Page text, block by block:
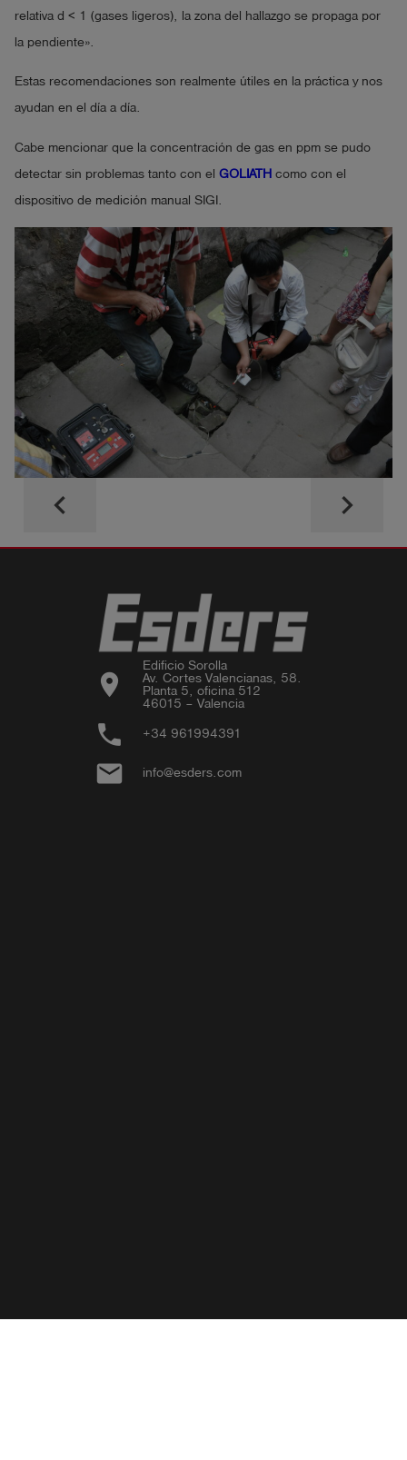
relativa d < 1 (gases ligeros), la zona del hallazgo se propaga por
la pendiente».
Estas recomendaciones son realmente útiles en la práctica y nos
ayudan en el día a día.
Cabe mencionar que la concentración de gas en ppm se pudo
detectar sin problemas tanto con el GOLIATH como con el
dispositivo de medición manual SIGI.
keyboard_arrow_left keyboard_arrow_right
location_on
Edificio Sorolla
Av. Cortes Valencianas, 58.
Planta 5, oficina 512
46015 – Valencia
phone +34 961994391
email info@esders.com